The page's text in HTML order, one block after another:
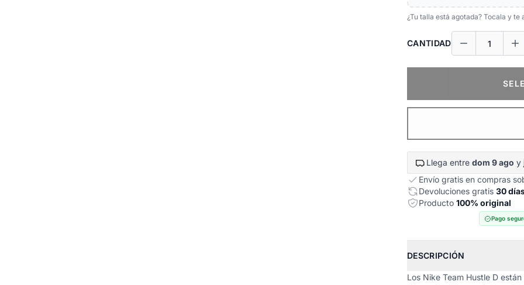
¿Tu talla está agotada? Tocala y
CANTIDAD
Llega entre dom 9 ago y
Envío gratis en compras
Devoluciones gratis 30
Producto 100% original
Pago
DESCRIPCIÓN
Los Nike Team Hustle D